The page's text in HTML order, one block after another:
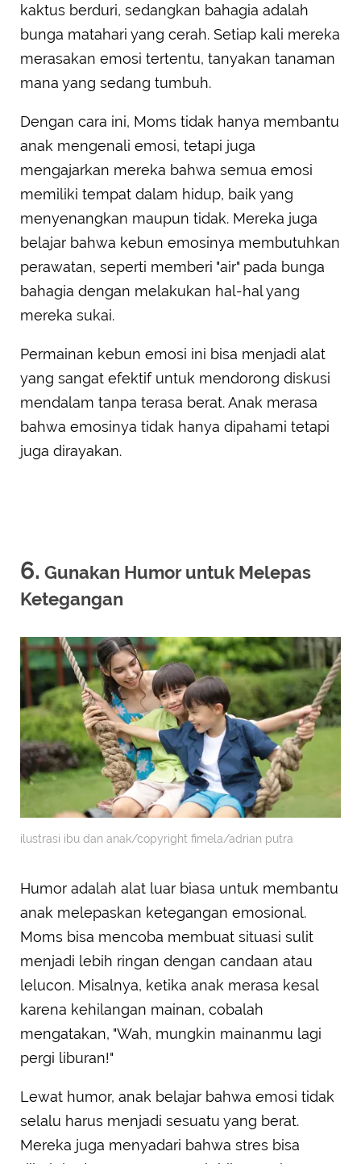
kaktus berduri, sedangkan bahagia adalah
bunga matahari yang cerah. Setiap kali mereka
merasakan emosi tertentu, tanyakan tanaman
mana yang sedang tumbuh.
Dengan cara ini, Moms tidak hanya membantu
anak mengenali emosi, tetapi juga
mengajarkan mereka bahwa semua emosi
memiliki tempat dalam hidup, baik yang
menyenangkan maupun tidak. Mereka juga
belajar bahwa kebun emosinya membutuhkan
perawatan, seperti memberi "air" pada bunga
bahagia dengan melakukan hal-hal yang
mereka sukai.
Permainan kebun emosi ini bisa menjadi alat
yang sangat efektif untuk mendorong diskusi
mendalam tanpa terasa berat. Anak merasa
bahwa emosinya tidak hanya dipahami tetapi
juga dirayakan.
6. Gunakan Humor untuk Melepas
Ketegangan
ilustrasi ibu dan anak/copyright fimela/adrian putra
Humor adalah alat luar biasa untuk membantu
anak melepaskan ketegangan emosional.
Moms bisa mencoba membuat situasi sulit
menjadi lebih ringan dengan candaan atau
lelucon. Misalnya, ketika anak merasa kesal
karena kehilangan mainan, cobalah
mengatakan, "Wah, mungkin mainanmu lagi
pergi liburan!"
Lewat humor, anak belajar bahwa emosi tidak
selalu harus menjadi sesuatu yang berat.
Mereka juga menyadari bahwa stres bisa